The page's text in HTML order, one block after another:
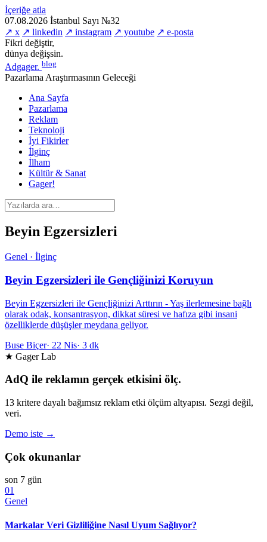
İçeriğe atla
07.08.2026 İstanbul Sayı №32
↗ x ↗ linkedin ↗ instagram ↗ youtube ↗ e-posta
Fikri değiştir,
dünya değişsin.
Adgager. blog
Pazarlama Araştırmasının Geleceği
Ana Sayfa
Pazarlama
Reklam
Teknoloji
İyi Fikirler
İlginç
İlham
Kültür & Sanat
Gager!
Beyin Egzersizleri
Genel · İlginç
Beyin Egzersizleri ile Gençliğinizi Koruyun
Beyin Egzersizleri ile Gençliğinizi Arttırın - Yaş ilerlemesine bağlı
olarak odak, konsantrasyon, dikkat süresi ve hafıza gibi insani
özelliklerde düşüşler meydana geliyor.
Buse Biçer· 22 Nis· 3 dk
★ Gager Lab
AdQ ile reklamın gerçek etkisini ölç.
13 kritere dayalı bağımsız reklam etki ölçüm altyapısı. Sezgi değil,
veri.
Demo iste →
Çok okunanlar
son 7 gün
01
Genel
Markalar Veri Gizliliğine Nasıl Uyum Sağlıyor?